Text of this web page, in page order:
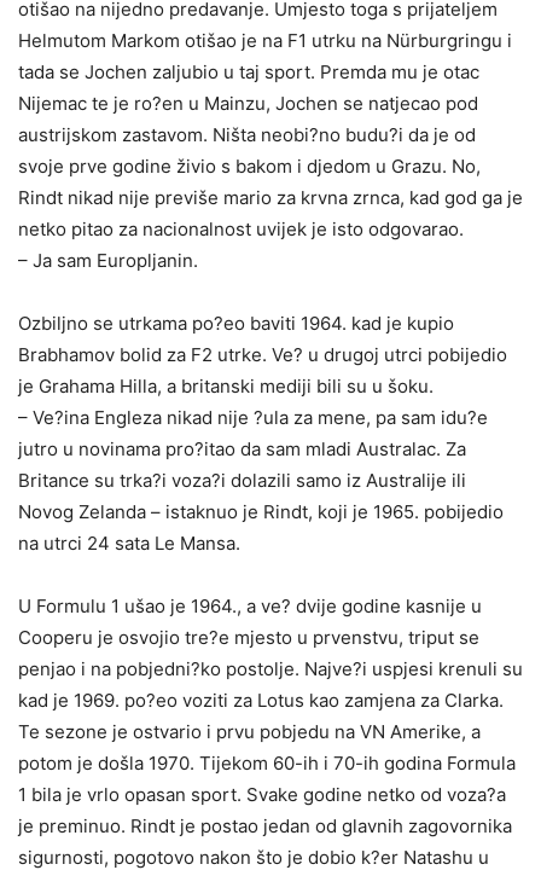
otišao na nijedno predavanje. Umjesto toga s prijateljem
Helmutom Markom otišao je na F1 utrku na Nürburgringu i
tada se Jochen zaljubio u taj sport. Premda mu je otac
Nijemac te je ro?en u Mainzu, Jochen se natjecao pod
austrijskom zastavom. Ništa neobi?no budu?i da je od
svoje prve godine živio s bakom i djedom u Grazu. No,
Rindt nikad nije previše mario za krvna zrnca, kad god ga je
netko pitao za nacionalnost uvijek je isto odgovarao.
– Ja sam Europljanin.
Ozbiljno se utrkama po?eo baviti 1964. kad je kupio
Brabhamov bolid za F2 utrke. Ve? u drugoj utrci pobijedio
je Grahama Hilla, a britanski mediji bili su u šoku.
– Ve?ina Engleza nikad nije ?ula za mene, pa sam idu?e
jutro u novinama pro?itao da sam mladi Australac. Za
Britance su trka?i voza?i dolazili samo iz Australije ili
Novog Zelanda – istaknuo je Rindt, koji je 1965. pobijedio
na utrci 24 sata Le Mansa.
U Formulu 1 ušao je 1964., a ve? dvije godine kasnije u
Cooperu je osvojio tre?e mjesto u prvenstvu, triput se
penjao i na pobjedni?ko postolje. Najve?i uspjesi krenuli su
kad je 1969. po?eo voziti za Lotus kao zamjena za Clarka.
Te sezone je ostvario i prvu pobjedu na VN Amerike, a
potom je došla 1970. Tijekom 60-ih i 70-ih godina Formula
1 bila je vrlo opasan sport. Svake godine netko od voza?a
je preminuo. Rindt je postao jedan od glavnih zagovornika
sigurnosti, pogotovo nakon što je dobio k?er Natashu u